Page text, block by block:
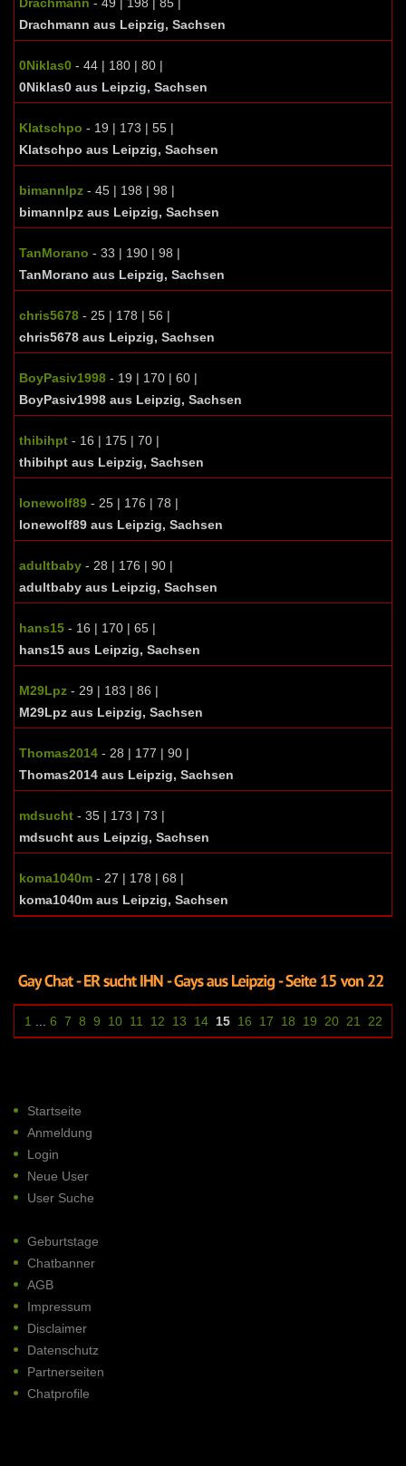
Drachmann - 49 | 198 | 85 |
Drachmann aus Leipzig, Sachsen
0Niklas0 - 44 | 180 | 80 |
0Niklas0 aus Leipzig, Sachsen
Klatschpo - 19 | 173 | 55 |
Klatschpo aus Leipzig, Sachsen
bimannlpz - 45 | 198 | 98 |
bimannlpz aus Leipzig, Sachsen
TanMorano - 33 | 190 | 98 |
TanMorano aus Leipzig, Sachsen
chris5678 - 25 | 178 | 56 |
chris5678 aus Leipzig, Sachsen
BoyPasiv1998 - 19 | 170 | 60 |
BoyPasiv1998 aus Leipzig, Sachsen
thibihpt - 16 | 175 | 70 |
thibihpt aus Leipzig, Sachsen
lonewolf89 - 25 | 176 | 78 |
lonewolf89 aus Leipzig, Sachsen
adultbaby - 28 | 176 | 90 |
adultbaby aus Leipzig, Sachsen
hans15 - 16 | 170 | 65 |
hans15 aus Leipzig, Sachsen
M29Lpz - 29 | 183 | 86 |
M29Lpz aus Leipzig, Sachsen
Thomas2014 - 28 | 177 | 90 |
Thomas2014 aus Leipzig, Sachsen
mdsucht - 35 | 173 | 73 |
mdsucht aus Leipzig, Sachsen
koma1040m - 27 | 178 | 68 |
koma1040m aus Leipzig, Sachsen
1 ... 6 7 8 9 10 11 12 13 14 15 16 17 18 19 20 21 22
Startseite
Anmeldung
Login
Neue User
User Suche
Geburtstage
Chatbanner
AGB
Impressum
Disclaimer
Datenschutz
Partnerseiten
Chatprofile